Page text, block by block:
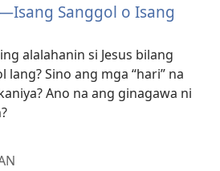
Sanggol o Isang
alalahanin si Jesus bilang
lang? Sino ang mga “hari” na
Ano na ang ginagawa ni